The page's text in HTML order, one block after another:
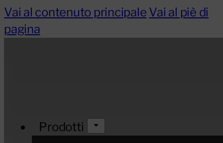
Vai al contenuto principale Vai al piè di
pagina
Prodotti